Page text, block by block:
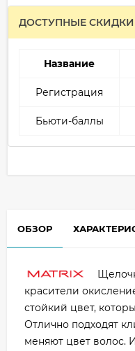
ДОСТУПНЫЕ СКИДКИ
Название
Регистрация
Бьюти-баллы
ОБЗОР
красители
стойкий цвет,
Отлично подходят
меняют цвет волос.